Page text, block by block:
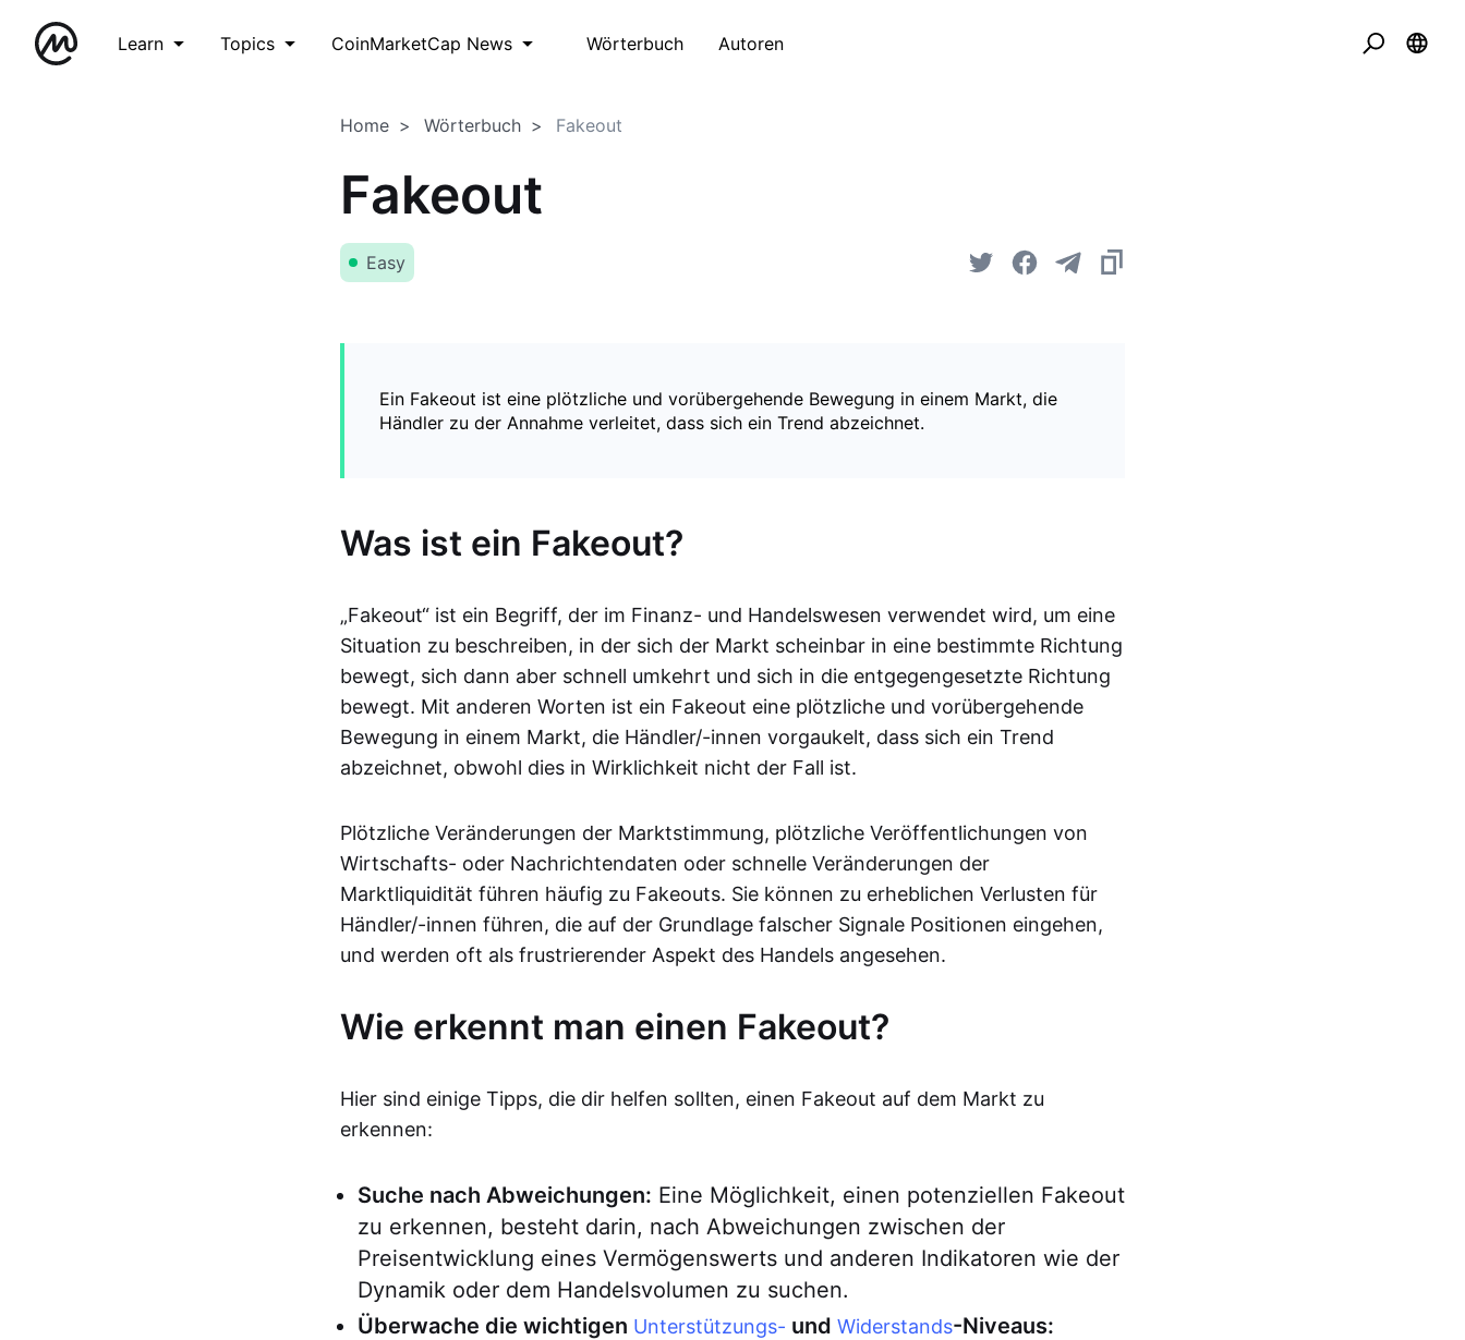
Learn Topics CoinMarketCap News Wörterbuch Autoren
Home Wörterbuch Fakeout
Fakeout
Easy
Ein Fakeout ist eine plötzliche und vorübergehende Bewegung in einem Markt, die
Händler zu der Annahme verleitet, dass sich ein Trend abzeichnet.
Was ist ein Fakeout?
„Fakeout“ ist ein Begriff, der im Finanz- und Handelswesen verwendet wird, um eine
Situation zu beschreiben, in der sich der Markt scheinbar in eine bestimmte Richtung
bewegt, sich dann aber schnell umkehrt und sich in die entgegengesetzte Richtung
bewegt. Mit anderen Worten ist ein Fakeout eine plötzliche und vorübergehende
Bewegung in einem Markt, die Händler/-innen vorgaukelt, dass sich ein Trend
abzeichnet, obwohl dies in Wirklichkeit nicht der Fall ist.
Plötzliche Veränderungen der Marktstimmung, plötzliche Veröffentlichungen von
Wirtschafts- oder Nachrichtendaten oder schnelle Veränderungen der
Marktliquidität führen häufig zu Fakeouts. Sie können zu erheblichen Verlusten für
Händler/-innen führen, die auf der Grundlage falscher Signale Positionen eingehen,
und werden oft als frustrierender Aspekt des Handels angesehen.
Wie erkennt man einen Fakeout?
Hier sind einige Tipps, die dir helfen sollten, einen Fakeout auf dem Markt zu
erkennen:
Suche nach Abweichungen: Eine Möglichkeit, einen potenziellen Fakeout
zu erkennen, besteht darin, nach Abweichungen zwischen der
Preisentwicklung eines Vermögenswerts und anderen Indikatoren wie der
Dynamik oder dem Handelsvolumen zu suchen.
Überwache die wichtigen Unterstützungs- und Widerstands-Niveaus: